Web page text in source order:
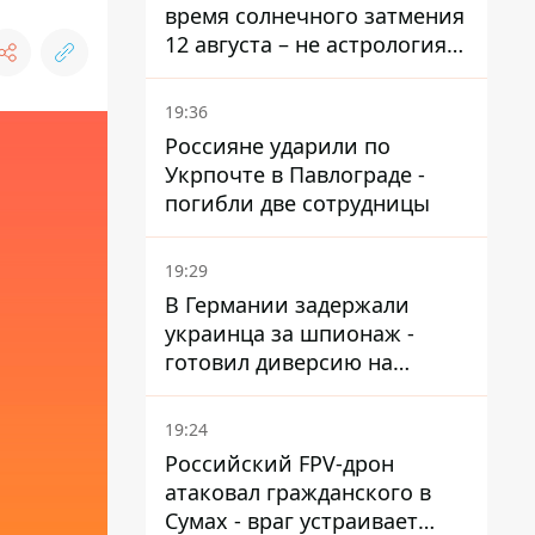
время солнечного затмения
12 августа – не астрология,
в Брюсселе готовятся к
экстренным мероприятиям
19:36
Россияне ударили по
Укрпочте в Павлограде -
погибли две сотрудницы
19:29
В Германии задержали
украинца за шпионаж -
готовил диверсию на
военном предприятии
19:24
Российский FPV-дрон
атаковал гражданского в
Сумах - враг устраивает